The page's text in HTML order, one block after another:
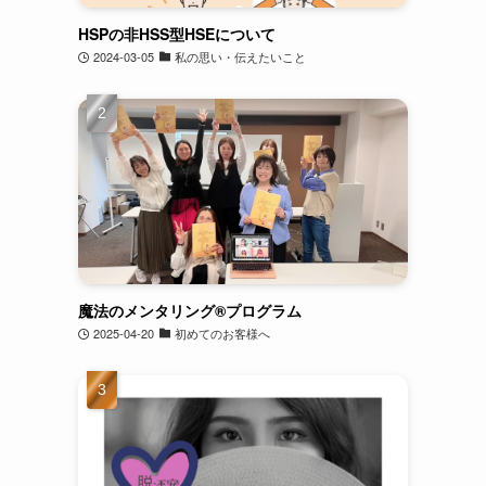
HSPの非HSS型HSEについて
2024-03-05 私の思い・伝えたいこと
魔法のメンタリング®︎プログラム
2025-04-20 初めてのお客様へ